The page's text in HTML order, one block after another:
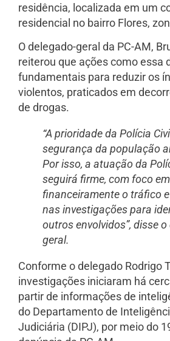
residência, localizada em um
residencial no bairro Flores,
O delegado-geral da PC-AM,
reiterou que ações como essa
fundamentais para reduzir os
violentos, praticados em
de drogas.
“A prioridade da Polícia
segurança da população
Por isso, a atuação da
seguirá firme, com foco
financeiramente o tráfico
nas investigações para
outros envolvidos”, disse
geral.
Conforme o delegado Rodrigo
investigações iniciaram há
partir de informações de
do Departamento de
Judiciária (DIPJ), por meio do